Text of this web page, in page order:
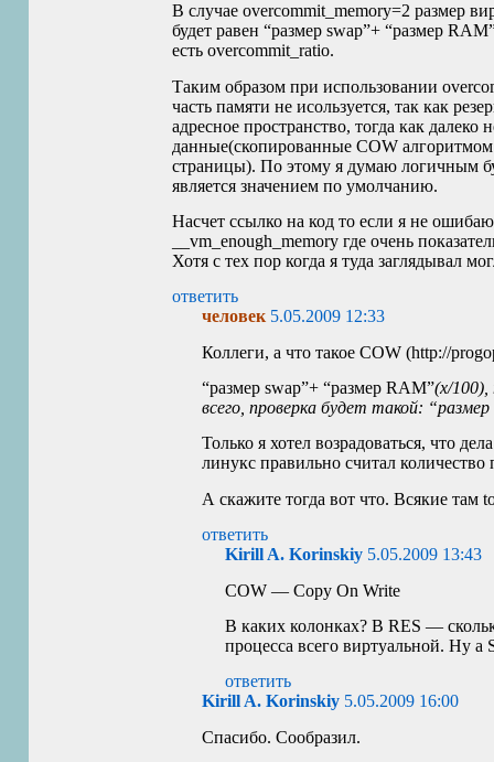
В случае overcommit_memory=2 размер
будет равен “размер swap”+ “размер RAM
есть overcommit_ratio.
Таким образом при использовании
часть памяти не исользуется, так как
адресное пространство, тогда как далеко
данные(скопированные COW
страницы). По этому я думаю логичным
является значением по умолчанию.
Насчет ссылко на код то если я не
__vm_enough_memory где очень
Хотя с тех пор когда я туда заглядывал
ответить
человек 5.05.2009 12:33
Коллеги, а что такоеCOW (http://
“размер swap”+ “размерRAM”(x/100),
всего, проверка будет такой:
Только я хотел возрадоваться, что
линукс правильно считал количество
А скажите тогда вот что. Всякие там
ответить
Kirill A. Korinskiy 5.05.2009 13:43
COW— Copy On Write
В каких колонках? В RES —
процесса всего виртуальной. Ну а
ответить
Kirill A. Korinskiy 5.05.2009 16:00
Спасибо. Сообразил.